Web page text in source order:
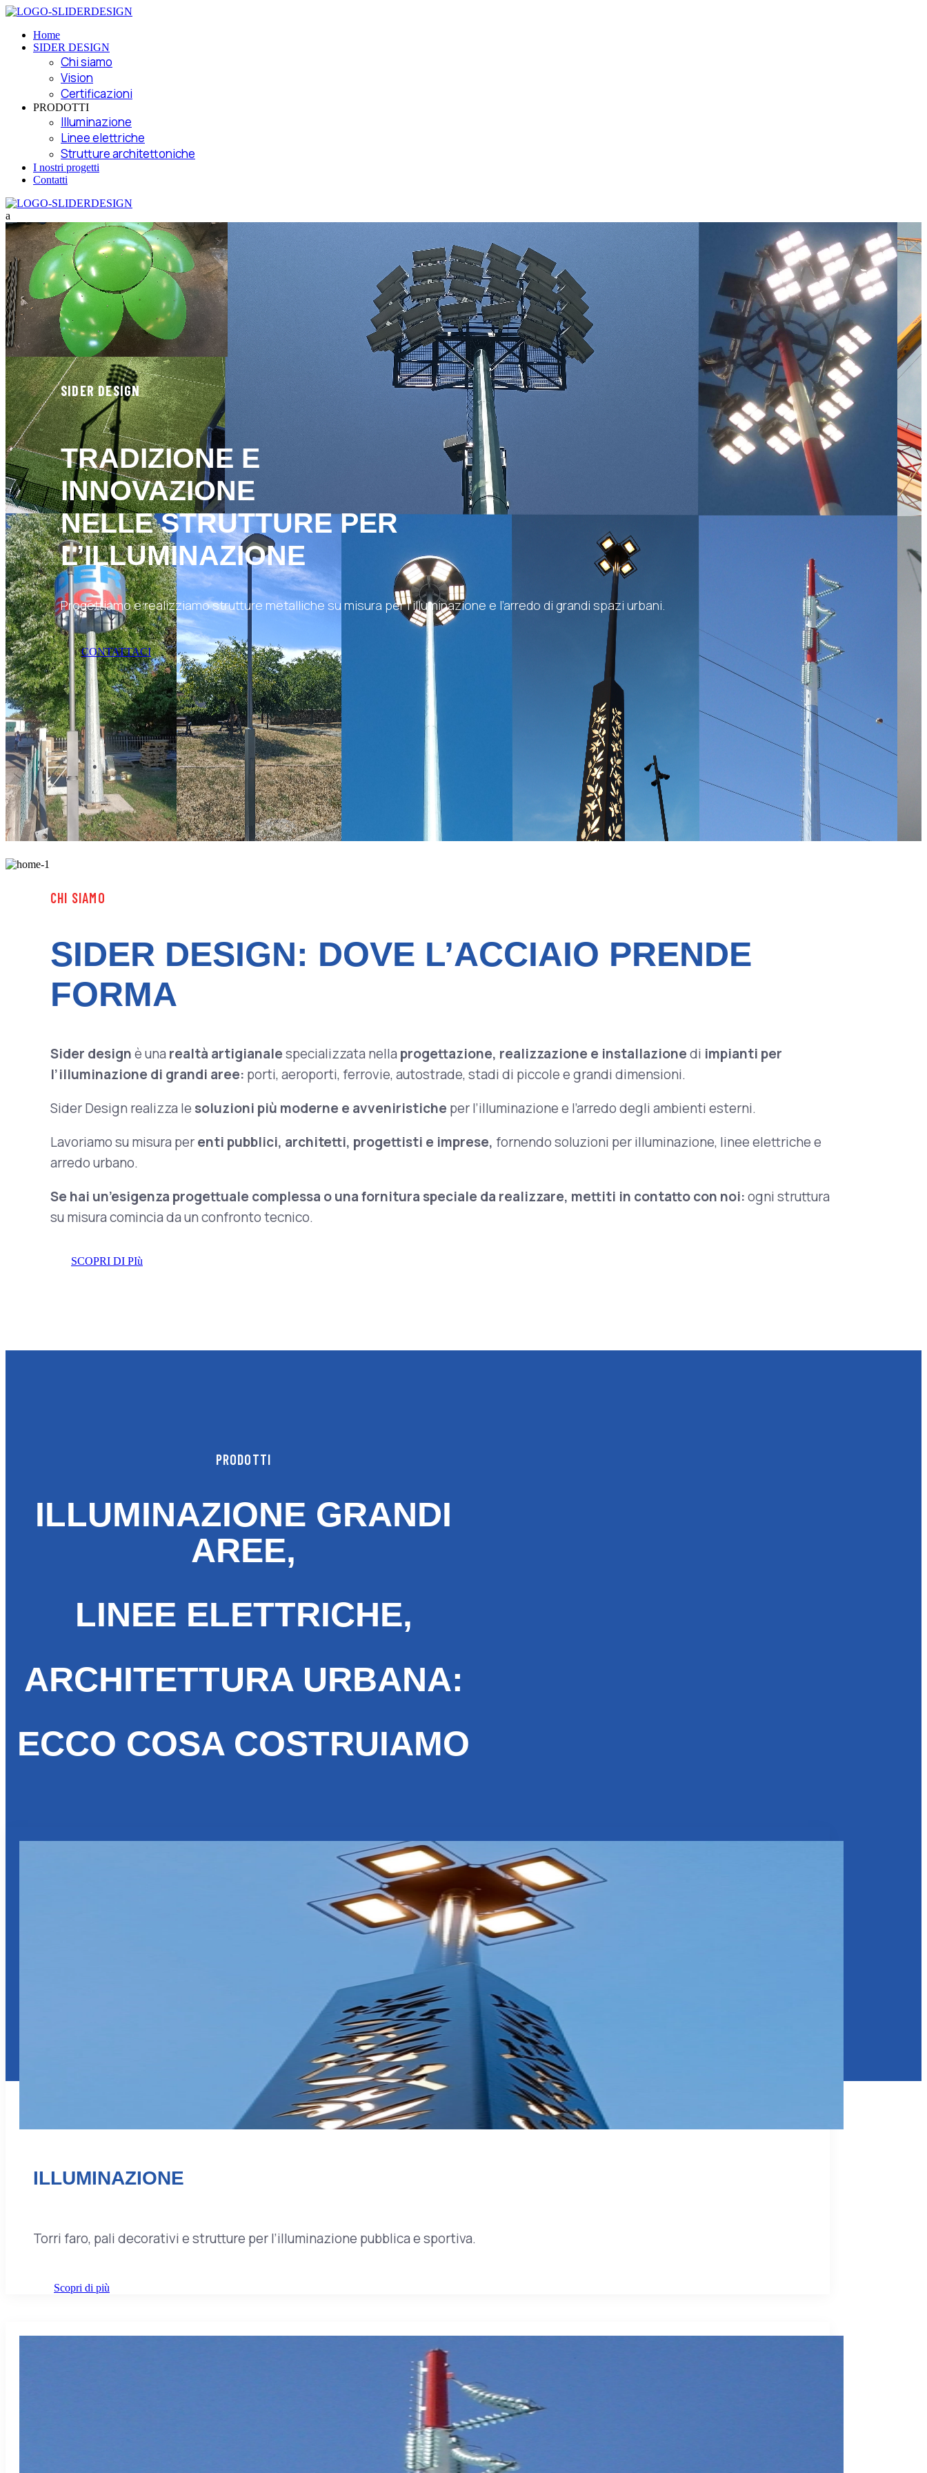
Home
SIDER DESIGN
Chi siamo
Vision
Certificazioni
PRODOTTI
Illuminazione
Linee elettriche
Strutture architettoniche
I nostri progetti
Contatti
a
SIDER DESIGN
TRADIZIONE E
INNOVAZIONE
NELLE STRUTTURE PER
L’ILLUMINAZIONE
Progettiamo e realizziamo strutture metalliche su misura per l’illuminazione e l’arredo di grandi spazi urbani.
CONTATTACI
CHI SIAMO
SIDER DESIGN: DOVE L’ACCIAIO PRENDE
FORMA
Sider designè unarealtà artigianalespecializzata nellaprogettazione, realizzazione e installazionedi impianti per
l’illuminazione di grandi aree: porti, aeroporti, ferrovie, autostrade, stadi di piccole e grandi dimensioni.
Sider Design realizza le soluzioni più moderne e avveniristiche per l’illuminazione e l’arredo degli ambienti esterni.
Lavoriamo su misura perenti pubblici, architetti, progettisti e imprese, fornendo soluzioni per illuminazione, linee elettriche e
arredo urbano.
Se hai un’esigenza progettuale complessa o una fornitura speciale da realizzare, mettiti in contatto con noi:ogni struttura
su misura comincia da un confronto tecnico.
SCOPRI DI PIù
PRODOTTI
ILLUMINAZIONE GRANDI
AREE,
LINEE ELETTRICHE,
ARCHITETTURA URBANA:
ECCO COSA COSTRUIAMO
ILLUMINAZIONE
Torri faro, pali decorativi e strutture per l’illuminazione pubblica e sportiva.
Scopri di più